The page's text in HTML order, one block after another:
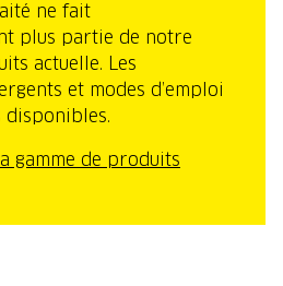
ne fait
plus partie de notre
actuelle. Les
et modes d’emploi
disponibles.
gamme de produits